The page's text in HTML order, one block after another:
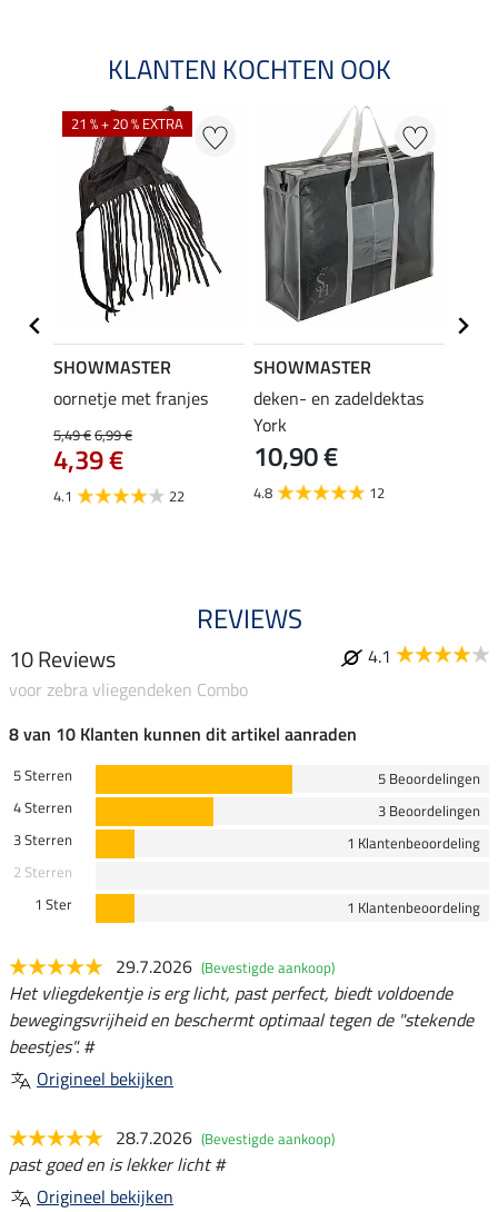
KLANTEN KOCHTEN OOK
21 % + 20 % EXTRA
SHOWMASTER
oornetje met franjes
5,49 €6,99 €
4,39 €
4.1 22
SHOWMASTER
deken- en zadeldektas
York
10,90 €
4.8 12
REVIEWS
10 Reviews
4.1
voor zebra vliegendeken Combo
8 van 10 Klanten kunnen dit artikel aanraden
5 Sterren
5 Beoordelingen
4 Sterren
3 Beoordelingen
3 Sterren
1 Klantenbeoordeling
2 Sterren
1 Ster
1 Klantenbeoordeling
29.7.2026 (Bevestigde aankoop)
Het vliegdekentje is erg licht, past perfect, biedt voldoende
bewegingsvrijheid en beschermt optimaal tegen de "stekende
beestjes". #
Origineel bekijken
28.7.2026 (Bevestigde aankoop)
past goed en is lekker licht #
Origineel bekijken